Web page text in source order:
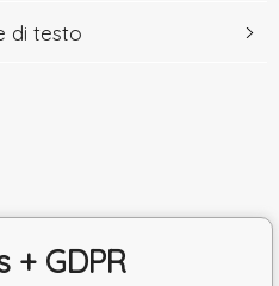
di testo
+ GDPR